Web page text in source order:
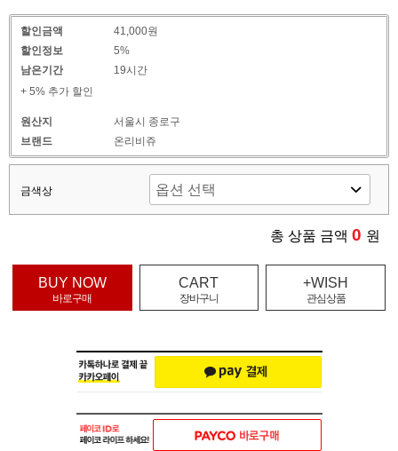
할인금액
41,000원
할인정보
5%
남은기간
19시간
+ 5% 추가 할인
원산지
서울시 종로구
브랜드
온리비쥬
금색상
총 상품 금액 0 원
BUY NOW
바로구매
CART
장바구니
+WISH
관심상품